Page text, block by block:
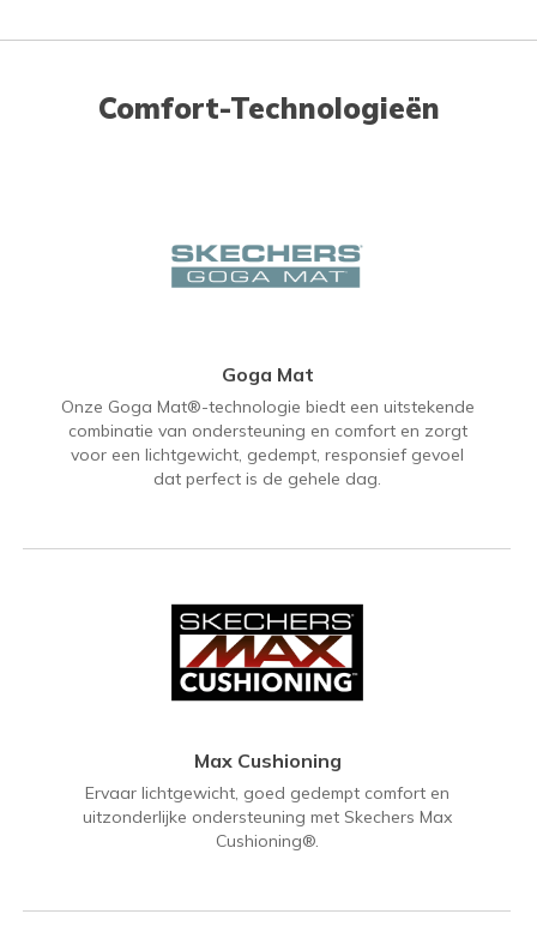
Comfort-Technologieën
Goga Mat
Onze Goga Mat®-technologie biedt een uitstekende
combinatie van ondersteuning en comfort en zorgt
voor een lichtgewicht, gedempt, responsief gevoel
dat perfect is de gehele dag.
Max Cushioning
Ervaar lichtgewicht, goed gedempt comfort en
uitzonderlijke ondersteuning met Skechers Max
Cushioning®.